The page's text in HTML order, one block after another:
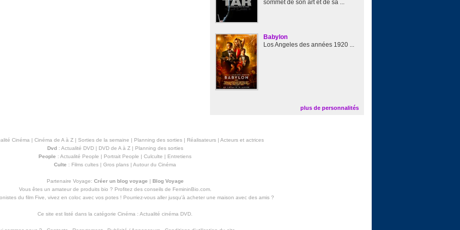
sommet de son art et de sa ...
Babylon
Los Angeles des années 1920 ...
plus de personnalités
Cinéma | Cinéma de A à Z| Sorties de la semaine | Planning des sorties| Réalisateurs| Acteurs et actrices
Dvd: Actualité DVD| DVD de A à Z| Planning des sorties
People : Actualité People | Portrait People | Culculte | Entretiens
Culte : Films cultes | Gros plans | Autour du Cinéma
Partenaire Voyage: Créer un blog voyage | Blog Voyage
Vous êtes un amateur de produits bio ? Profitez des conseils de FemininBio.com.
du film Five, vivez en coloc avec vos potes ! Pourriez-vous aller jusqu'à acheter une maison avec des amis?
Ce site est listé dans la catégorie Cinéma : Actualité cinéma DVD